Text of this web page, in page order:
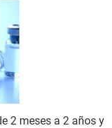
2 meses a 2 años y